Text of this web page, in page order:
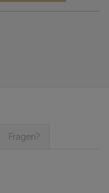
Fragen?